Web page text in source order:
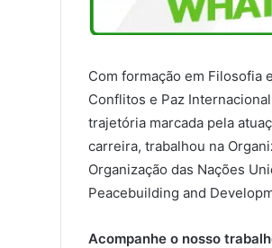
Com formação em Filosofia
Conflitos e Paz
trajetória marcada pela
carreira, trabalhou na
Organização das Nações
Peacebuilding and
Acompanhe o nosso